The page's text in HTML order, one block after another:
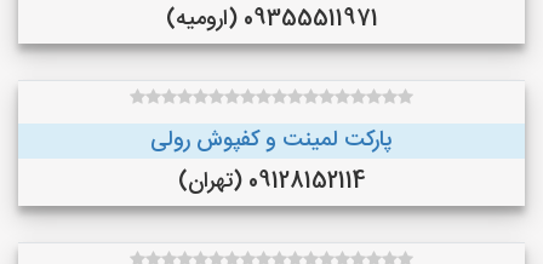
09355511971 (ارومیه)
پارکت لمینت و کفپوش رولی
09128152114 (تهران)